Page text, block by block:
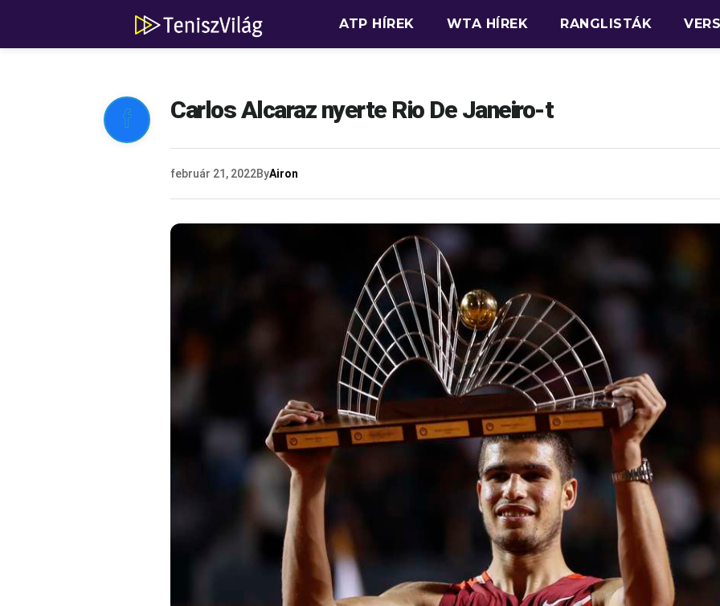
ATP HÍREK WTA HÍREK RANGLISTÁK
 Carlos Alcaraz nyerte Rio De Janeiro-t
február 21, 2022ByAiron